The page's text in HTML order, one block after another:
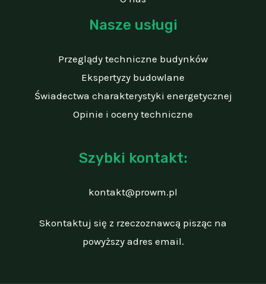
Nasze usługi
Przeglądy techniczne budynków
Ekspertyzy budowlane
Świadectwa charakterystyki energetycznej
Opinie i oceny techniczne
Szybki kontakt:
kontakt@prowm.pl
Skontaktuj się z rzeczoznawcą pisząc na
powyższy adres email.